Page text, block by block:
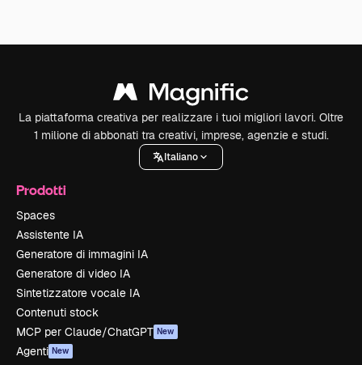
La piattaforma creativa per realizzare i tuoi migliori lavori. Oltre
1 milione di abbonati tra creativi, imprese, agenzie e studi.
Italiano
Prodotti
Spaces
Assistente IA
Generatore di immagini IA
Generatore di video IA
Sintetizzatore vocale IA
Contenuti stock
MCP per Claude/ChatGPT New
Agenti New